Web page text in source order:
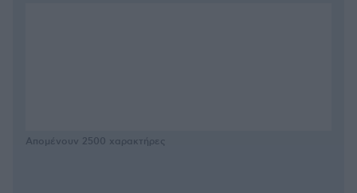
Απομένουν 2500 χαρακτήρες